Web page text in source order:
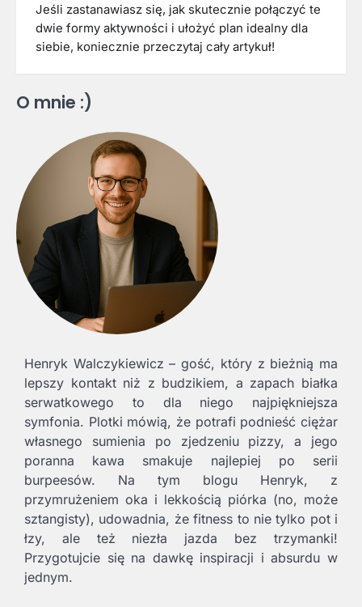
Jeśli zastanawiasz się, jak skutecznie połączyć te
dwie formy aktywności i ułożyć plan idealny dla
siebie, koniecznie przeczytaj cały artykuł!
O mnie :)
Henryk Walczykiewicz – gość, który z bieżnią ma
lepszy kontakt niż z budzikiem, a zapach białka
serwatkowego to dla niego najpiękniejsza
symfonia. Plotki mówią, że potrafi podnieść ciężar
własnego sumienia po zjedzeniu pizzy, a jego
poranna kawa smakuje najlepiej po serii
burpeesów. Na tym blogu Henryk, z
przymrużeniem oka i lekkością piórka (no, może
sztangisty), udowadnia, że fitness to nie tylko pot i
łzy, ale też niezła jazda bez trzymanki!
Przygotujcie się na dawkę inspiracji i absurdu w
jednym.